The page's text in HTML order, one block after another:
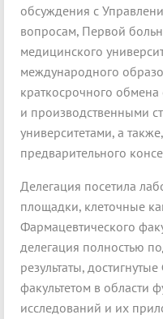
обсуждения с
вопросам, Первой
медицинского
международного
краткосрочного
и производственными
университетами, а
предварительного
Делегация посетила
площадки, клеточные
Фармацевтического
делегация полностью
результаты,
факультетом в области
исследований и их